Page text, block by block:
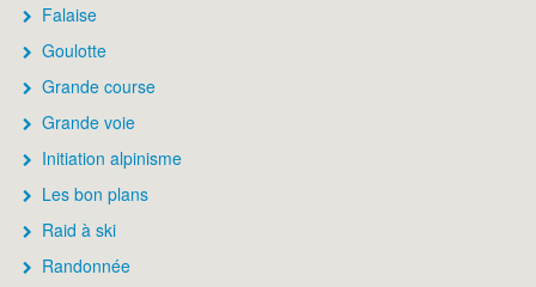
Falaise
Goulotte
Grande course
Grande voie
Initiation alpinisme
Les bon plans
Raid à ski
Randonnée